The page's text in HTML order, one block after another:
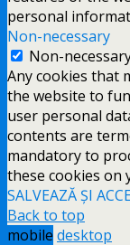
personal
Non-necessary
Non-
Any cookies that
the website to
user personal
contents are
mandatory to
these cookies on
SALVEAZĂ ȘI
Back to top
mobile desktop